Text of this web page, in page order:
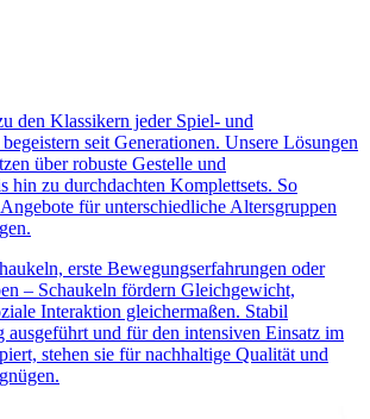
den Klassikern jeder Spiel- und
seit Generationen. Unsere Lösungen
über robuste Gestelle und
hin zu durchdachten Komplettsets. So
für unterschiedliche Altersgruppen
erste Bewegungserfahrungen oder
– Schaukeln fördern Gleichgewicht,
Interaktion gleichermaßen. Stabil
ausgeführt und für den intensiven Einsatz im
stehen sie für nachhaltige Qualität und